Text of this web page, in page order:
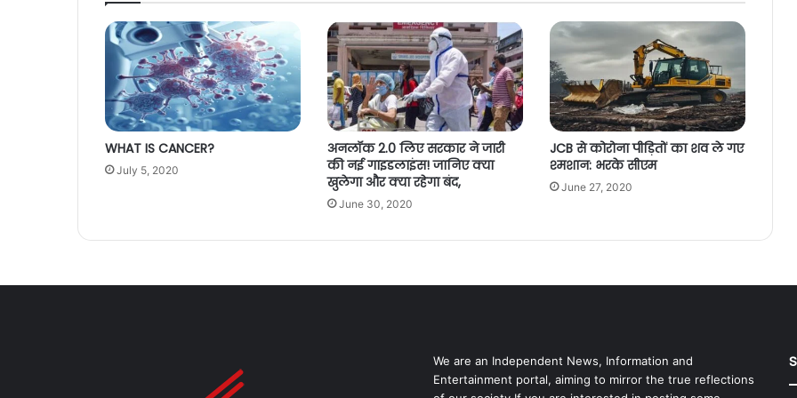
WHAT IS CANCER?
July 5, 2020
अनलॉक 2.0 लिए सरकार ने जारी
की नई गाइडलाइंस! जानिए क्या
खुलेगा और क्या रहेगा बंद,
June 30, 2020
JCB से कोरोना पीड़ितों का शव ले गए
श्मशान: भरके सीएम
June 27, 2020
We are an Independent News, Information and
Entertainment portal, aiming to mirror the true reflections